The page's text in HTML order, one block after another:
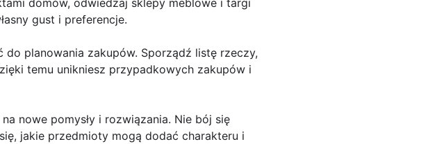
domów, odwiedzaj sklepy meblowe i targi
gust i preferencje.
planowania zakupów. Sporządź listę rzeczy,
temu unikniesz przypadkowych zakupów i
nowe pomysły i rozwiązania. Nie bój się
jakie przedmioty mogą dodać charakteru i